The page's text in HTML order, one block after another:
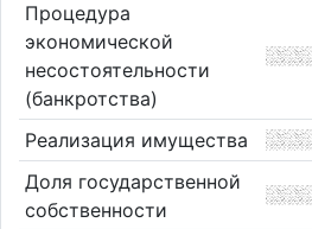
Процедура
экономической
несостоятельности
(банкротства)
Реализация имущества
Доля государственной
собственности